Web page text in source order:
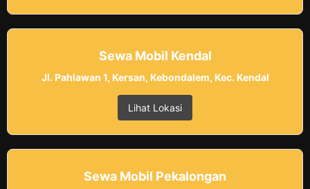
Sewa Mobil Kendal
Jl. Pahlawan 1, Kersan, Kebondalem, Kec. Kendal
Lihat Lokasi
Sewa Mobil Pekalongan